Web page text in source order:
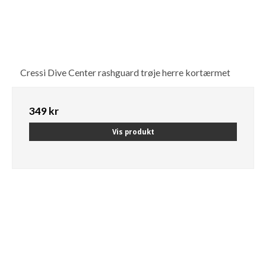
Cressi Dive Center rashguard trøje herre kortærmet
349 kr
Vis produkt